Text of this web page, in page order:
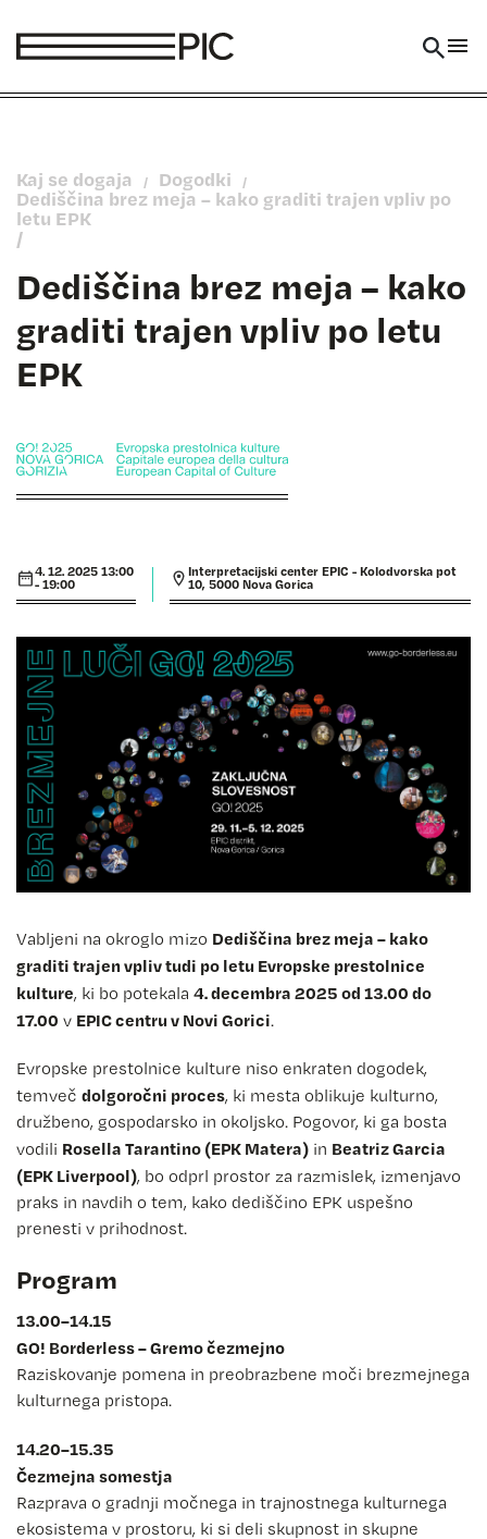
Kaj se dogaja / Dogodki /
Dediščina brez meja – kako graditi trajen vpliv po
letu EPK
/
Dediščina brez meja – kako
graditi trajen vpliv po letu
EPK
4. 12. 2025 13:00
- 19:00
Interpretacijski center EPIC - Kolodvorska pot
10, 5000 Nova Gorica
Vabljeni na okroglo mizo Dediščina brez meja – kako
graditi trajen vpliv tudi po letu Evropske prestolnice
kulture, ki bo potekala 4. decembra 2025 od 13.00 do
17.00 v EPIC centru v Novi Gorici.
Evropske prestolnice kulture niso enkraten dogodek,
temveč dolgoročni proces, ki mesta oblikuje kulturno,
družbeno, gospodarsko in okoljsko. Pogovor, ki ga bosta
vodili Rosella Tarantino (EPK Matera) in Beatriz Garcia
(EPK Liverpool), bo odprl prostor za razmislek, izmenjavo
praks in navdih o tem, kako dediščino EPK uspešno
prenesti v prihodnost.
Program
13.00–14.15
GO! Borderless – Gremo čezmejno
Raziskovanje pomena in preobrazbene moči brezmejnega
kulturnega pristopa.
14.20–15.35
Čezmejna somestja
Razprava o gradnji močnega in trajnostnega kulturnega
ekosistema v prostoru, ki si deli skupnost in skupne